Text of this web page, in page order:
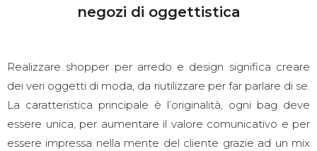
negozi di oggettistica
Realizzare shopper per arredo e design significa creare
dei veri oggetti di moda, da riutilizzare per far parlare di se.
La caratteristica principale è l’originalità, ogni bag deve
essere unica, per aumentare il valore comunicativo e per
essere impressa nella mente del cliente grazie ad un mix